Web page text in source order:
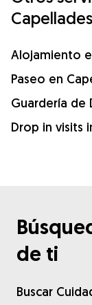
Capellades
Alojamiento
Paseo en
Guardería de
Drop in visits
de ti
Buscar